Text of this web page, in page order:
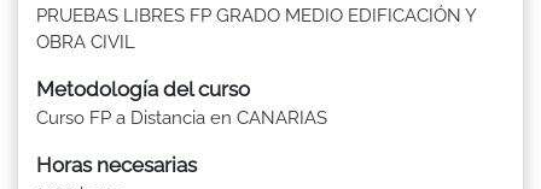
PRUEBAS LIBRES FP GRADO MEDIO EDIFICACIÓN Y
OBRA CIVIL
Metodología del curso
Curso FP a Distancia en CANARIAS
Horas necesarias